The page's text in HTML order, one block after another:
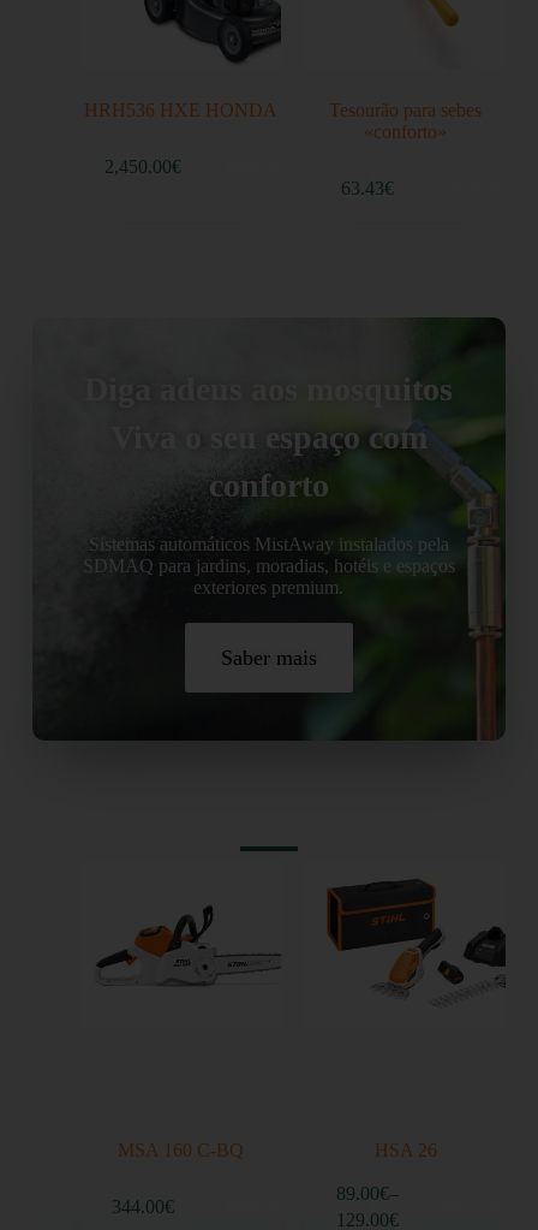
HRH536 HXE HONDA
2,450.00€
Tesourão para sebes
«conforto»
63.43€
Diga adeus aos mosquitos
Viva o seu espaço com
conforto
Sistemas automáticos MistAway instalados pela
SDMAQ para jardins, moradias, hotéis e espaços
exteriores premium.
Saber mais
MSA 160 C-BQ
344.00€
HSA 26
89.00€–
129.00€